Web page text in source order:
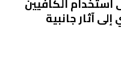
استخدام الكافيين
آثار جانبية